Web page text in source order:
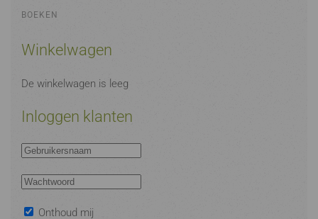
BOEKEN
Winkelwagen
De winkelwagen is leeg
Inloggen klanten
Onthoud mij